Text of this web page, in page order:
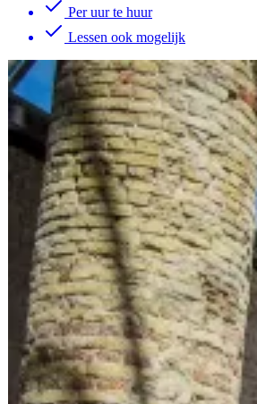
Per uur te huur
Lessen ook mogelijk